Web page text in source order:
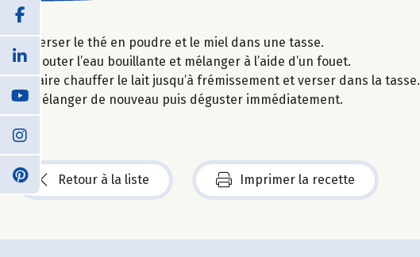
Verser le thé en poudre et le miel dans une tasse.
Ajouter l’eau bouillante et mélanger à l’aide d’un fouet.
Faire chauffer le lait jusqu’à frémissement et verser dans la tasse.
Mélanger de nouveau puis déguster immédiatement.
Retour à la liste Imprimer la recette